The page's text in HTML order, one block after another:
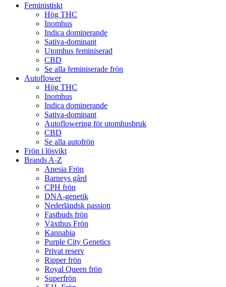
Feministiskt
Hög THC
Inomhus
Indica dominerande
Sativa-dominant
Utomhus feminiserad
CBD
Se alla feminiserade frön
Autoflower
Hög THC
Inomhus
Indica dominerande
Sativa-dominant
Autoflowering för utomhusbruk
CBD
Se alla autofrön
Frön i lösvikt
Brands A-Z
Anesia Frön
Barneys gård
CPH frön
DNA-genetik
Nederländsk passion
Fastbuds frön
Växthus Frön
Kannabia
Purple City Genetics
Privat reserv
Ripper frön
Royal Queen frön
Superfrön